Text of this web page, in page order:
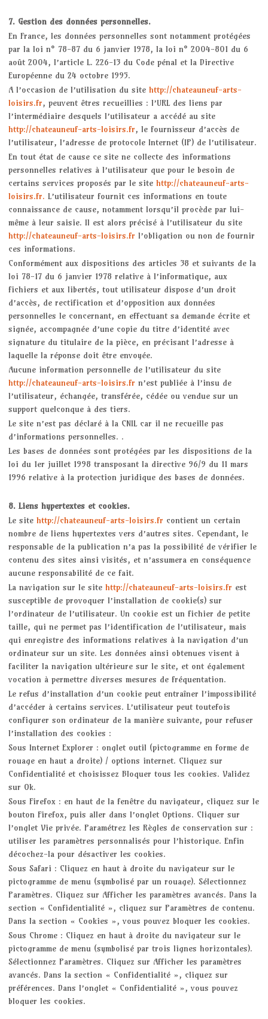
7. Gestion des données personnelles.
En France, les données personnelles sont notamment protégées
par la loi n° 78-87 du 6 janvier 1978, la loi n° 2004-801 du 6
août 2004, l’article L. 226-13 du Code pénal et la Directive
Européenne du 24 octobre 1995.
A l’occasion de l’utilisation du site http://chateauneuf-arts-
loisirs.fr, peuvent êtres recueillies : l’URL des liens par
l’intermédiaire desquels l’utilisateur a accédé au site
http://chateauneuf-arts-loisirs.fr, le fournisseur d’accès de
l’utilisateur, l’adresse de protocole Internet (IP) de l’utilisateur.
En tout état de cause ce site ne collecte des informations
personnelles relatives à l’utilisateur que pour le besoin de
certains services proposés par le site http://chateauneuf-arts-
loisirs.fr. L’utilisateur fournit ces informations en toute
connaissance de cause, notamment lorsqu’il procède par lui-
même à leur saisie. Il est alors précisé à l’utilisateur du site
http://chateauneuf-arts-loisirs.fr l’obligation ou non de fournir
ces informations.
Conformément aux dispositions des articles 38 et suivants de la
loi 78-17 du 6 janvier 1978 relative à l’informatique, aux
fichiers et aux libertés, tout utilisateur dispose d’un droit
d’accès, de rectification et d’opposition aux données
personnelles le concernant, en effectuant sa demande écrite et
signée, accompagnée d’une copie du titre d’identité avec
signature du titulaire de la pièce, en précisant l’adresse à
laquelle la réponse doit être envoyée.
Aucune information personnelle de l’utilisateur du site
http://chateauneuf-arts-loisirs.fr n’est publiée à l’insu de
l’utilisateur, échangée, transférée, cédée ou vendue sur un
support quelconque à des tiers.
Le site n’est pas déclaré à la CNIL car il ne recueille pas
d’informations personnelles. .
Les bases de données sont protégées par les dispositions de la
loi du 1er juillet 1998 transposant la directive 96/9 du 11 mars
1996 relative à la protection juridique des bases de données.
8. Liens hypertextes et cookies.
Le site http://chateauneuf-arts-loisirs.fr contient un certain
nombre de liens hypertextes vers d’autres sites. Cependant, le
responsable de la publication n’a pas la possibilité de vérifier le
contenu des sites ainsi visités, et n’assumera en conséquence
aucune responsabilité de ce fait.
La navigation sur le site http://chateauneuf-arts-loisirs.fr est
susceptible de provoquer l’installation de cookie(s) sur
l’ordinateur de l’utilisateur. Un cookie est un fichier de petite
taille, qui ne permet pas l’identification de l’utilisateur, mais
qui enregistre des informations relatives à la navigation d’un
ordinateur sur un site. Les données ainsi obtenues visent à
faciliter la navigation ultérieure sur le site, et ont également
vocation à permettre diverses mesures de fréquentation.
Le refus d’installation d’un cookie peut entraîner l’impossibilité
d’accéder à certains services. L’utilisateur peut toutefois
configurer son ordinateur de la manière suivante, pour refuser
l’installation des cookies :
Sous Internet Explorer : onglet outil (pictogramme en forme de
rouage en haut a droite) / options internet. Cliquez sur
Confidentialité et choisissez Bloquer tous les cookies. Validez
sur Ok.
Sous Firefox : en haut de la fenêtre du navigateur, cliquez sur le
bouton Firefox, puis aller dans l’onglet Options. Cliquer sur
l’onglet Vie privée. Paramétrez les Règles de conservation sur :
utiliser les paramètres personnalisés pour l’historique. Enfin
décochez-la pour désactiver les cookies.
Sous Safari : Cliquez en haut à droite du navigateur sur le
pictogramme de menu (symbolisé par un rouage). Sélectionnez
Paramètres. Cliquez sur Afficher les paramètres avancés. Dans la
section « Confidentialité », cliquez sur Paramètres de contenu.
Dans la section « Cookies », vous pouvez bloquer les cookies.
Sous Chrome : Cliquez en haut à droite du navigateur sur le
pictogramme de menu (symbolisé par trois lignes horizontales).
Sélectionnez Paramètres. Cliquez sur Afficher les paramètres
avancés. Dans la section « Confidentialité », cliquez sur
préférences. Dans l’onglet « Confidentialité », vous pouvez
bloquer les cookies.